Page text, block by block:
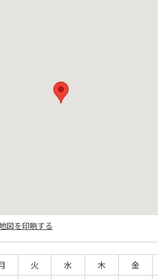
図を印刷する
火 水 木 金